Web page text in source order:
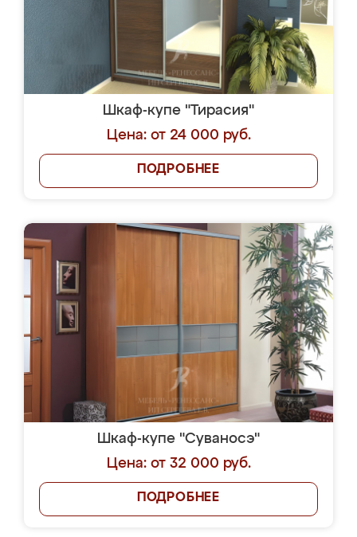
Шкаф-купе "Тирасия"
Цена: от 24 000 руб.
ПОДРОБНЕЕ
Шкаф-купе "Суваносэ"
Цена: от 32 000 руб.
ПОДРОБНЕЕ